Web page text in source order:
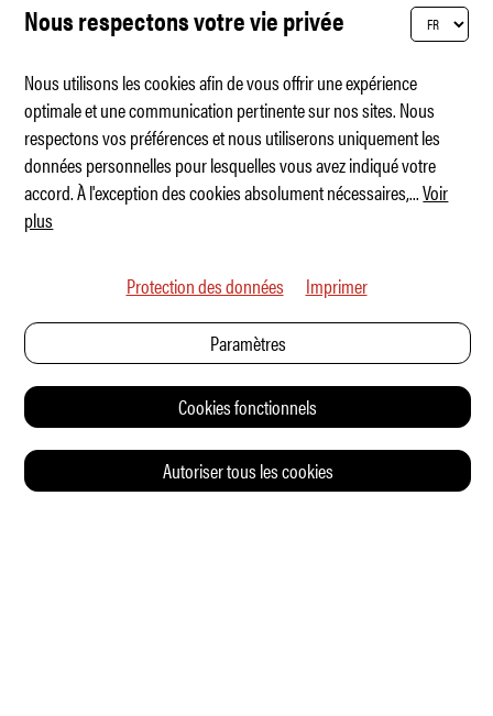
Jeep célèbre son 60e pèlerinage à Moab
Nous respectons votre vie privée
Nous utilisons les cookies afin de vous offrir une expérience
optimale et une communication pertinente sur nos sites. Nous
respectons vos préférences et nous utiliserons uniquement les
données personnelles pour lesquelles vous avez indiqué votre
accord. À l'exception des cookies absolument nécessaires,...Voir
plus
Protection des données Imprimer
Paramètres
Cookies fonctionnels
Autoriser tous les cookies